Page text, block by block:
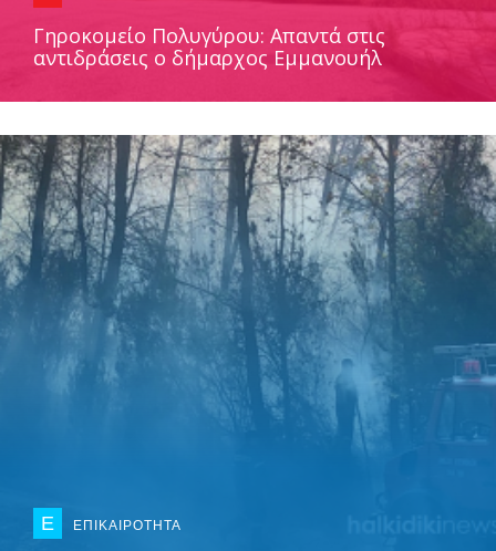
Γηροκομείο Πολυγύρου: Απαντά στις
αντιδράσεις ο δήμαρχος Εμμανουήλ
Ε ΕΠΙΚΑΙΡΟΤΗΤΑ